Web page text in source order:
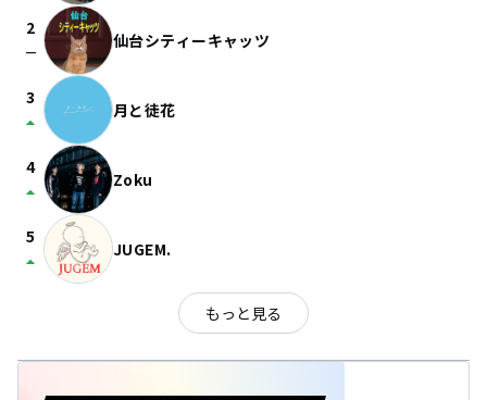
2
check_indeterminate_small 仙台シティーキャッツ
3
arrow_drop_up 月と徒花
4
arrow_drop_up Zoku
5
arrow_drop_up JUGEM.
もっと見る